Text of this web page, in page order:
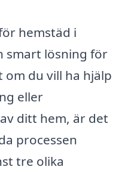
hemstäd i
smart lösning för
om du vill ha hjälp
eller
ditt hem, är det
processen
tre olika